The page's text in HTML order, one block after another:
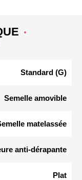
Standard (G)
Semelle amovible
matelassée
anti-dérapante
Plat